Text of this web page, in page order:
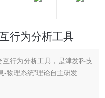
行为分析工具
互行为分析工具，是津发科技
-物理系统"理论自主研发